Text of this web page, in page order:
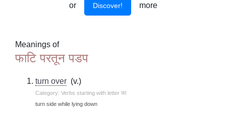
or Discover! more
Meanings of
फाटि परतून पडप
turn over (v.)
Category: Verbs starting with letter फा
turn side while lying down